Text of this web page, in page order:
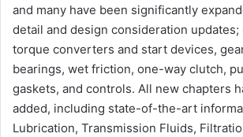
and many have been significantly
detail and design consideration
torque converters and start devices,
bearings, wet friction, one-way clutch,
gaskets, and controls. All new chapters
added, including state-of-the-art
Lubrication, Transmission Fluids,